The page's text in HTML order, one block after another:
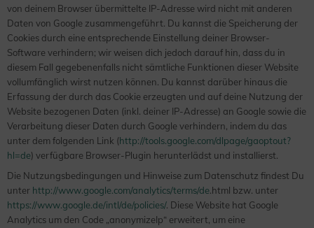
von deinem Browser übermittelte IP-Adresse wird nicht mit anderen
Daten von Google zusammengeführt. Du kannst die Speicherung der
Cookies durch eine entsprechende Einstellung deiner Browser-
Software verhindern; wir weisen dich jedoch darauf hin, dass du in
diesem Fall gegebenenfalls nicht sämtliche Funktionen dieser Website
vollumfänglich wirst nutzen können. Du kannst darüber hinaus die
Erfassung der durch das Cookie erzeugten und auf deine Nutzung der
Website bezogenen Daten (inkl. deiner IP-Adresse) an Google sowie die
Verarbeitung dieser Daten durch Google verhindern, indem du das
unter dem folgenden Link (http://tools.google.com/dlpage/gaoptout?
hl=de) verfügbare Browser-Plugin herunterlädst und installierst.
Die Nutzungsbedingungen und Hinweise zum Datenschutz findest Du
unter http://www.google.com/analytics/terms/de .html bzw. unter
https://www.google.de/intl/de/policies/. Diese Website hat Google
Analytics um den Code „anonymizeIp“ erweitert, um eine